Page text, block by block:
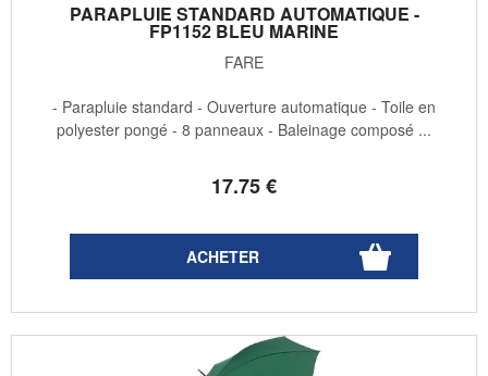
PARAPLUIE STANDARD AUTOMATIQUE -
FP1152 BLEU MARINE
FARE
17.75€
- Parapluie standard - Ouverture automatique - Toile en
polyester pongé - 8 panneaux - Baleinage composé ...